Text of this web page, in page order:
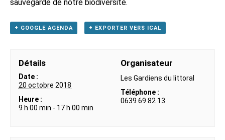
sauvegarde de notre biodiversité.
+ GOOGLE AGENDA + EXPORTER VERS ICAL
Détails
Date :
20 octobre 2018
Heure :
9 h 00 min - 17 h 00 min
Organisateur
Les Gardiens du littoral
Téléphone :
0639 69 82 13